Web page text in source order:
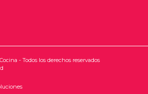
- Todos los derechos reservados